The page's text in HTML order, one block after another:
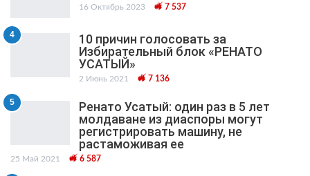
16 Октябрь 2023 7 537
4
10 причин голосовать за
Избирательный блок «РЕНАТО
УСАТЫЙ»
2 Июнь 2021 7 136
5
Ренато Усатый: один раз в 5 лет
молдаване из диаспоры могут
регистрировать машину, не
растаможивая ее
25 Май 2021 6 587